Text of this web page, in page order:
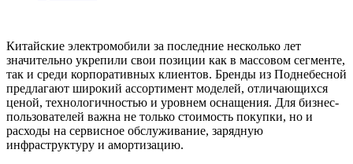
Китайские электромобили за последние несколько лет
значительно укрепили свои позиции как в массовом сегменте,
так и среди корпоративных клиентов. Бренды из Поднебесной
предлагают широкий ассортимент моделей, отличающихся
ценой, технологичностью и уровнем оснащения. Для бизнес-
пользователей важна не только стоимость покупки, но и
расходы на сервисное обслуживание, зарядную
инфраструктуру и амортизацию.